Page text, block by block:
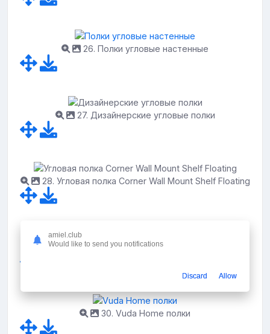
26. Полки угловые настенные
27. Дизайнерские угловые полки
28. Угловая полка Corner Wall Mount Shelf Floating
29. Деревянная полка на стену
30. Vuda Home полки
amiel.club
Would like to send you notifications
Discard Allow